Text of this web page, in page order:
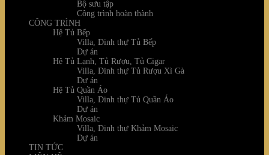
Bộ sưu tập
Công trình hoàn thành
CÔNG TRÌNH
Hệ Tủ Bếp
Villa, Dinh thự Tủ Bếp
Dự án
Hệ Tủ Lạnh, Tủ Rượu, Tủ Cigar
Villa, Dinh thự Tủ Rượu Xì Gà
Dự án
Hệ Tủ Quần Áo
Villa, Dinh thự Tủ Quần Áo
Dự án
Khảm Mosaic
Villa, Dinh thự Khảm Mosaic
Dự án
TIN TỨC